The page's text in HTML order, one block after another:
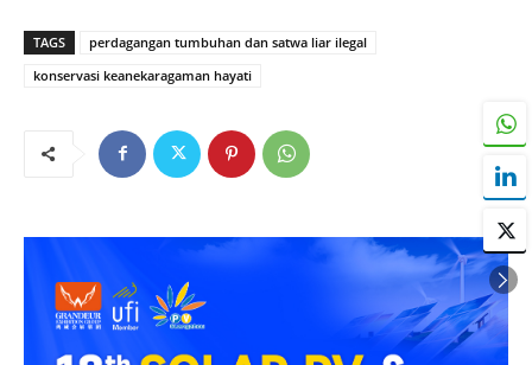
TAGS
perdagangan tumbuhan dan satwa liar ilegal
konservasi keanekaragaman hayati